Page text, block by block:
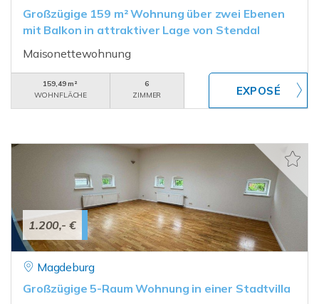
Großzügige 159 m² Wohnung über zwei Ebenen
mit Balkon in attraktiver Lage von Stendal
Maisonettewohnung
159,49 m²
WOHNFLÄCHE
6
ZIMMER
1.200,- €
Magdeburg
Großzügige 5-Raum Wohnung in einer Stadtvilla